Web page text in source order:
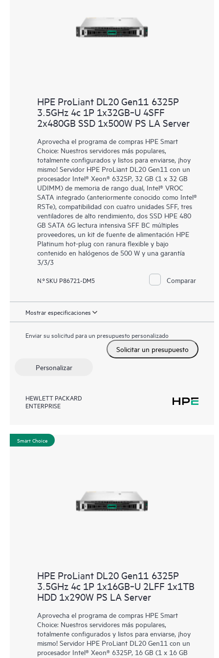
HPE ProLiant DL20 Gen11 6325P
3.5GHz 4c 1P 1x32GB‑U 4SFF
2x480GB SSD 1x500W PS LA Server
Aprovecha el programa de compras HPE Smart
Choice: Nuestros servidores más populares,
totalmente configurados y listos para enviarse, ¡hoy
mismo! Servidor HPE ProLiant DL20 Gen11 con un
procesador Intel® Xeon® 6325P, 32 GB (1 x 32 GB
UDIMM) de memoria de rango dual, Intel® VROC
SATA integrado (anteriormente conocido como Intel®
RSTe), compatibilidad con cuatro unidades SFF, tres
ventiladores de alto rendimiento, dos SSD HPE 480
GB SATA 6G lectura intensiva SFF BC múltiples
proveedores, un kit de fuente de alimentación HPE
Platinum hot-plug con ranura flexible y bajo
contenido en halógenos de 500 W y una garantía
3/3/3
N.º SKU P86721-DM5 Comparar
Mostrar especificaciones
Enviar su solicitud para un presupuesto personalizado
Solicitar un presupuesto
Personalizar
HEWLETT PACKARD
ENTERPRISE
Smart Choice
HPE ProLiant DL20 Gen11 6325P
3.5GHz 4c 1P 1x16GB‑U 2LFF 1x1TB
HDD 1x290W PS LA Server
Aprovecha el programa de compras HPE Smart
Choice: Nuestros servidores más populares,
totalmente configurados y listos para enviarse, ¡hoy
mismo! Servidor HPE ProLiant DL20 Gen11 con un
procesador Intel® Xeon® 6325P, 16 GB (1 x 16 GB